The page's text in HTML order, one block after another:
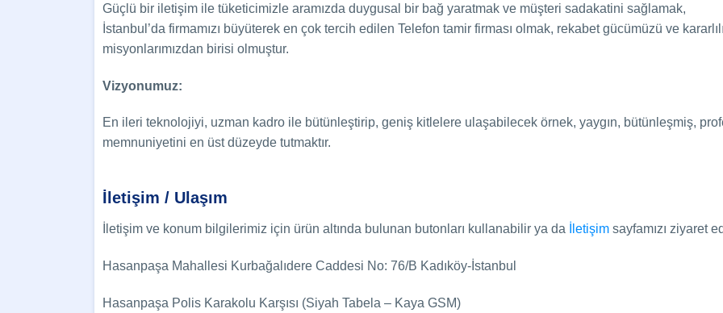
Güçlü bir iletişim ile tüketicimizle aramızda duygusal bir bağ yaratmak ve müşteri sadakatini sağlamak,
İstanbul’da firmamızı büyüterek en çok tercih edilen Telefon tamir firması olmak, rekabet gücümüzü ve
misyonlarımızdan birisi olmuştur.
Vizyonumuz:
En ileri teknolojiyi, uzman kadro ile bütünleştirip, geniş kitlelere ulaşabilecek örnek, yaygın, bütünleşmiş,
memnuniyetini en üst düzeyde tutmaktır.
İletişim / Ulaşım
İletişim ve konum bilgilerimiz için ürün altında bulunan butonları kullanabilir ya da İletişim sayfamızı ziyaret
Hasanpaşa Mahallesi Kurbağalıdere Caddesi No: 76/B Kadıköy-İstanbul
Hasanpaşa Polis Karakolu Karşısı (Siyah Tabela – Kaya GSM)